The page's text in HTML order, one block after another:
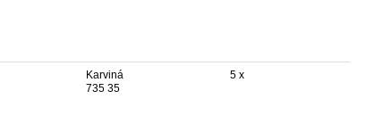
Karviná
735 35
5 x